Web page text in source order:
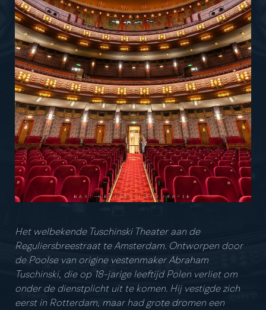
Het welbekende Tuschinski Theater aan de
Reguliersbreestraat te Amsterdam. Ontworpen door
de Poolse van origine vestenmaker Abraham
Tuschinski, die op 18-jarige leeftijd Polen verliet om
onder de dienstplicht uit te komen. Hij vestigde zich
eerst in Rotterdam, maar had grote dromen een